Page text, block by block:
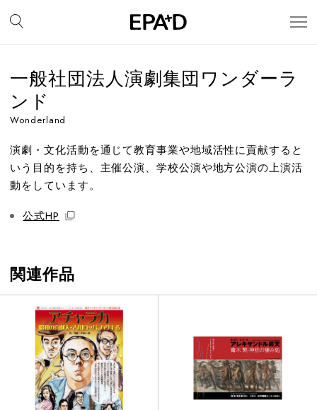
一般社団法人演劇集団ワンダーラ
ンド
Wonderland
演劇・文化活動を通じて教育事業や地域活性に貢献すると
いう目的を持ち、主催公演、学校公演や地方公演の上演活
動をしています。
公式HP
関連作品